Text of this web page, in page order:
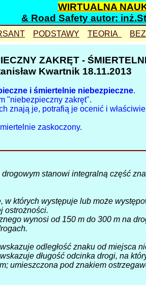
WIRTUALNA
& Road Safety autor:
plac
trasy
przejazdy
sytuacje
szkolenie
PODSTAWY
wypadek
pierwszeństwo
ustępowanie
zasady
wyprzedzanie
autostrada
TEORIA
czytelność
ZAKRĘT -
Kwartnik 18.11.2013
i śmiertelnie niebezpieczne.
"niebezpieczny zakręt".
znają je, potrafią je ocenić i
zaskoczony.
stanowi integralną część
których występuje lub może
ostrożności.
wynosi od 150 m do 300 m na
odległość znaku od miejsca
długość odcinka drogi, na
umieszczona pod znakiem